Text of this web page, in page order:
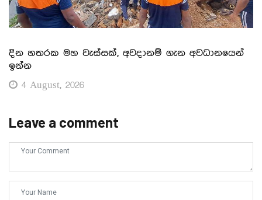
දින හතරක මහ වැස්සක්, අවදානම් ගැන අවධානයෙන්
ඉන්න
4 August, 2026
Leave a comment